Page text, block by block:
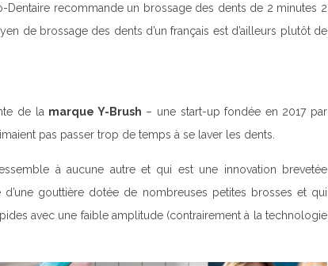
Dentaire recommande un brossage des dents de 2 minutes 2
de brossage des dents d’un français est d’ailleurs plutôt de
de la marque Y-Brush – une start-up fondée en 2017 par
pas passer trop de temps à se laver les dents.
à aucune autre et qui est une innovation brevetée
gouttière dotée de nombreuses petites brosses et qui
avec une faible amplitude (contrairement à la technologie